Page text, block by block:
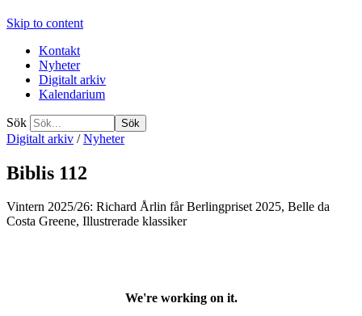
Skip to content
Kontakt
Nyheter
Digitalt arkiv
Kalendarium
Sök
Digitalt arkiv /Nyheter
Biblis 112
Vintern 2025/26: Richard Årlin får Berlingpriset 2025, Belle da
Costa Greene, Illustrerade klassiker